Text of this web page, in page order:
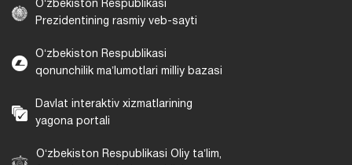
Oʻzbekiston Respublikasi
Prezidentining rasmiy veb-sayti
Oʻzbekiston Respublikasi
qonunchilik maʼlumotlari milliy bazasi
Davlat interaktiv xizmatlarining
yagona portali
Oʻzbekiston Respublikasi Oliy taʼlim,